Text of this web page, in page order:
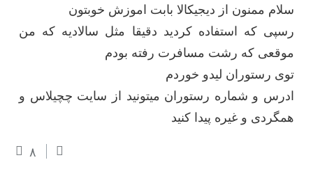
سلام ممنون از دیجیکالا بابت اموزش خوبتون
رسپی که استفاده کردید دقیقا مثل سالادیه که من
موقعی که رشت مسافرت رفته بودم
توی رستوران لیدو خوردم
ادرس و شماره رستوران میتونید از سایت چچیلاس و
همگردی و غیره پیدا کنید
۸